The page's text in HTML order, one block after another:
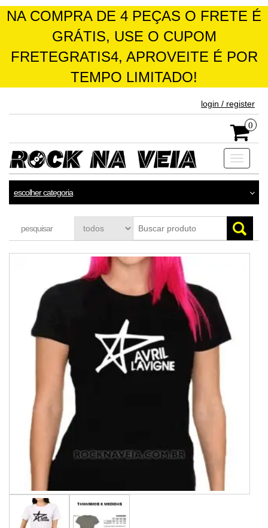
NA COMPRA DE 4 PEÇAS O FRETE É
GRÁTIS, USE O CUPOM
FRETEGRATIS4, APROVEITE É POR
TEMPO LIMITADO!
login / register
0
Toggle
escolher categoria
pesquisar